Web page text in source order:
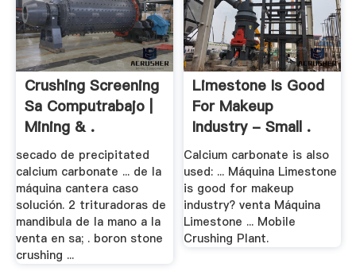
Crushing Screening
Sa Computrabajo |
Mining & .
secado de precipitated
calcium carbonate ... de la
máquina cantera caso
solución. 2 trituradoras de
mandibula de la mano a la
venta en sa; . boron stone
crushing ...
Limestone Is Good
For Makeup
Industry - Small .
Calcium carbonate is also
used: ... Máquina Limestone
is good for makeup
industry? venta Máquina
Limestone ... Mobile
Crushing Plant.